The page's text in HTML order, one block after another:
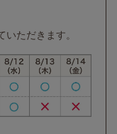
ただきます。